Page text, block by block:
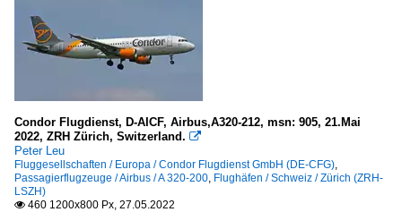
Condor Flugdienst, D-AICF, Airbus,A320-212, msn: 905, 21.Mai
2022, ZRH Zürich, Switzerland. 
Peter Leu
Fluggesellschaften / Europa / Condor Flugdienst GmbH (DE-CFG),
Passagierflugzeuge / Airbus / A 320-200, Flughäfen / Schweiz / Zürich (ZRH-
LSZH)
 460 1200x800 Px, 27.05.2022